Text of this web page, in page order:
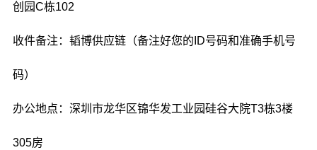
创园C栋102
收件备注：韬博供应链（备注好您的ID号码和准确手机号
码）
办公地点：深圳市龙华区锦华发工业园硅谷大院T3栋3楼
305房